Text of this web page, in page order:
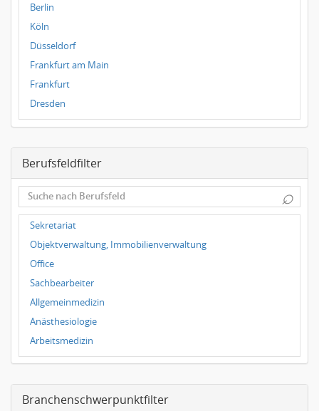
Berlin
Köln
Düsseldorf
Frankfurt am Main
Frankfurt
Dresden
Magdeburg
Dortmund
Wuppertal
Hallbergmoos
Würzburg
Grünwald
Ulm
Bielefeld
Hannover
Duisburg
Berufsfeldfilter
⌕
Sekretariat
Objektverwaltung, Immobilienverwaltung
Office
Sachbearbeiter
Allgemeinmedizin
Anästhesiologie
Arbeitsmedizin
Augenheilkunde
Frauenheilkunde, Geburtshilfe
Branchenschwerpunktfilter